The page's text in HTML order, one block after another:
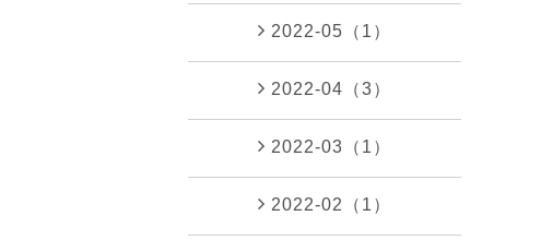
2022-05（1）
2022-04（3）
2022-03（1）
2022-02（1）